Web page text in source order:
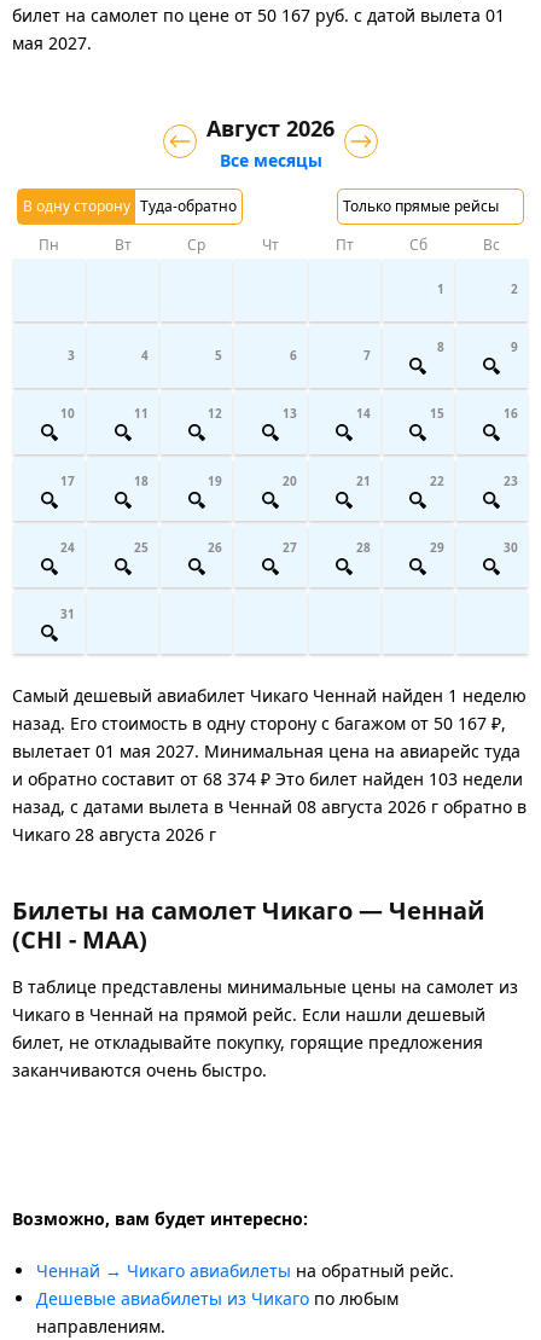
билет на самолет по цене от 50 167 руб. с датой вылета 01
мая 2027.
В одну сторону Туда-обратно Только прямые рейсы
Август 2026
Все месяцы
Пн Вт Ср Чт Пт Сб Вс
1 2
3 4 5 6 7 8 9
10 11 12 13 14 15 16
17 18 19 20 21 22 23
24 25 26 27 28 29 30
31
Самый дешевый авиабилет Чикаго Ченнай найден 1 неделю
назад. Его стоимость в одну сторону с багажом от 50 167 ₽,
вылетает 01 мая 2027. Минимальная цена на авиарейс туда
и обратно составит от 68 374 ₽ Это билет найден 103 недели
назад, с датами вылета в Ченнай 08 августа 2026 г обратно в
Чикаго 28 августа 2026 г
Билеты на самолет Чикаго — Ченнай
(CHI - MAA)
В таблице представлены минимальные цены на самолет из
Чикаго в Ченнай на прямой рейс. Если нашли дешевый
билет, не откладывайте покупку, горящие предложения
заканчиваются очень быстро.
Возможно, вам будет интересно:
Ченнай → Чикаго авиабилеты на обратный рейс.
Дешевые авиабилеты из Чикаго по любым
направлениям.